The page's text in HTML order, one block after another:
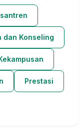
dan Konseling
Prestasi